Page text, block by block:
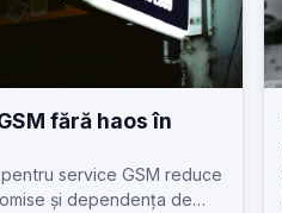
fără haos în
service GSM reduce
și dependența de